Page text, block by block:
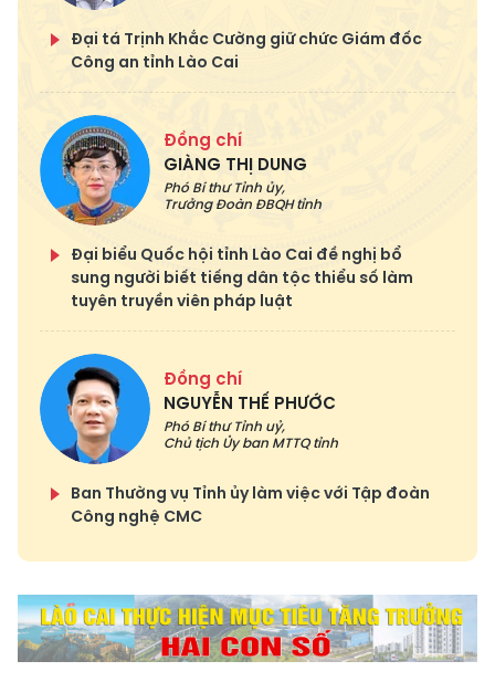
Đại tá Trịnh Khắc Cường giữ chức Giám đốc
Công an tỉnh Lào Cai
Đồng chí
GIÀNG THỊ DUNG
Phó Bí thư Tỉnh ủy,
Trưởng Đoàn ĐBQH tỉnh
Đại biểu Quốc hội tỉnh Lào Cai đề nghị bổ
sung người biết tiếng dân tộc thiểu số làm
tuyên truyền viên pháp luật
Đồng chí
NGUYỄN THẾ PHƯỚC
Phó Bí thư Tỉnh uỷ,
Chủ tịch Ủy ban MTTQ tỉnh
Ban Thường vụ Tỉnh ủy làm việc với Tập đoàn
Công nghệ CMC